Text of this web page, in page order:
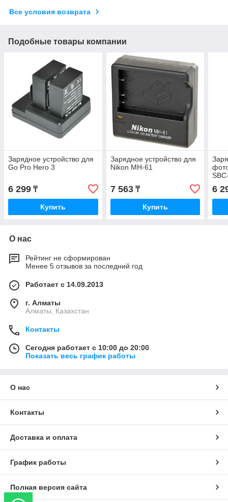
Все условия возврата
Подобные товары компании
Зарядное устройство для
Go Pro Hero 3
6 299 ₸
Купить
Зарядное устройство для
Nikon MH-61
7 563₸
Купить
6
О нас
Рейтинг не сформирован
Менее 5 отзывов за последний год
Работает с 14.09.2013
г. Алматы
Алматы, Казахстан
Контакты
Сегодня работает с 10:00 до 20:00
Показать весь график работы
О нас
Контакты
Доставка и оплата
График работы
Полная версия сайта